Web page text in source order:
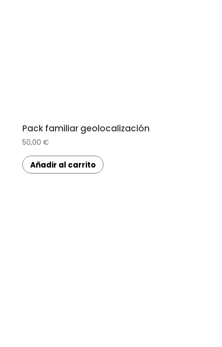
Pack familiar geolocalización
50,00 €
Añadir al carrito